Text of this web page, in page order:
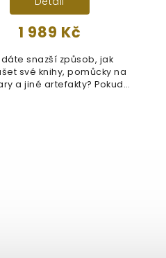
1 989 Kč
snazší způsob, jak
své knihy, pomůcky na
a jiné artefakty? Pokud